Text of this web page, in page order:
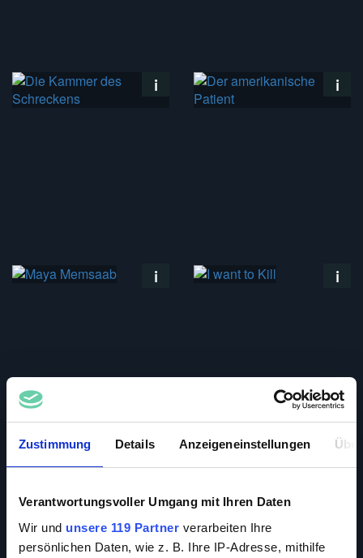
Zustimmung Details Anzeigeneinstellungen
Verantwortungsvoller Umgang mit Ihren Daten
Wir und unsere 119 Partner verarbeiten Ihre
persönlichen Daten, wie z. B. Ihre IP-Adresse, mithilfe